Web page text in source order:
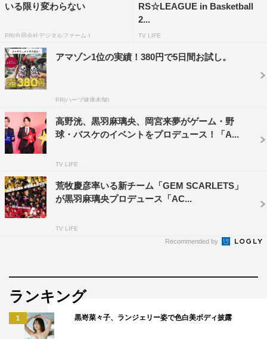
いる限り変わらない
PR(合同会社デジタルファーム )
RS☆LEAGUE in Basketball
2...
TV LIFE
アマゾン1位の実績！380円で5日間お試し。
PR(ハーブ健康本舗)
高野洸、黒羽麻璃央、岡宮来夢がゲーム・野
球・バスケのイベントをプロデュース！「A...
TV LIFE
荒牧慶彦率いる新チーム「GEM SCARLETS」
が黒羽麻璃央プロデュース「AC...
TV LIFE
Recommended by
ランキング
1 黒嵜菜々子、ランジェリー姿で色白美ボディ披露